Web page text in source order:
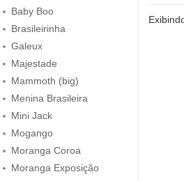
Baby Boo
Brasileirinha
Galeux
Majestade
Mammoth (big)
Menina Brasileira
Mini Jack
Mogango
Moranga Coroa
Moranga Exposição